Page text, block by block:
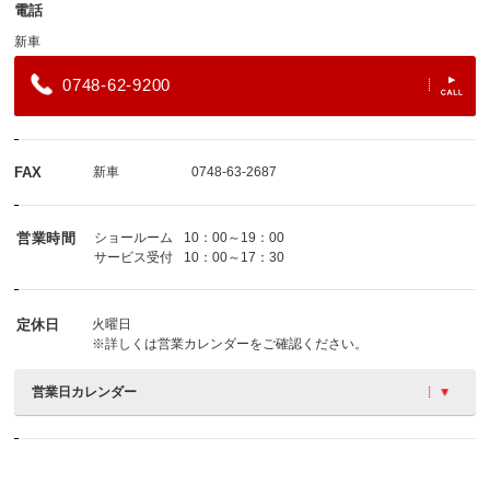
電話
新車
0748-62-9200
FAX 新車 0748-63-2687
営業時間 ショールーム
10：00～19：00
サービス受付
10：00～17：30
定休日
火曜日
※詳しくは営業カレンダーをご確認ください。
営業日カレンダー